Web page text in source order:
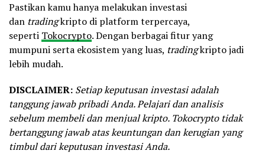
Pastikan kamu hanya melakukan investasi
dan tradingkripto di platform terpercaya,
seperti Tokocrypto. Dengan berbagai fitur yang
mumpuni serta ekosistem yang luas, tradingkripto jadi
lebih mudah.
DISCLAIMER: Setiap keputusan investasi adalah
tanggung jawab pribadi Anda. Pelajari dan analisis
sebelum membeli dan menjual kripto. Tokocrypto tidak
bertanggung jawab atas keuntungan dan kerugian yang
timbul dari keputusan investasi Anda.